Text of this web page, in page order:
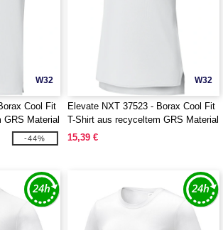
W32
Cool Fit
GRS Material
-44%
W32
Elevate NXT 37523 - Borax Cool Fit
T-Shirt aus recyceltem GRS Material
für Damen
15,39 €